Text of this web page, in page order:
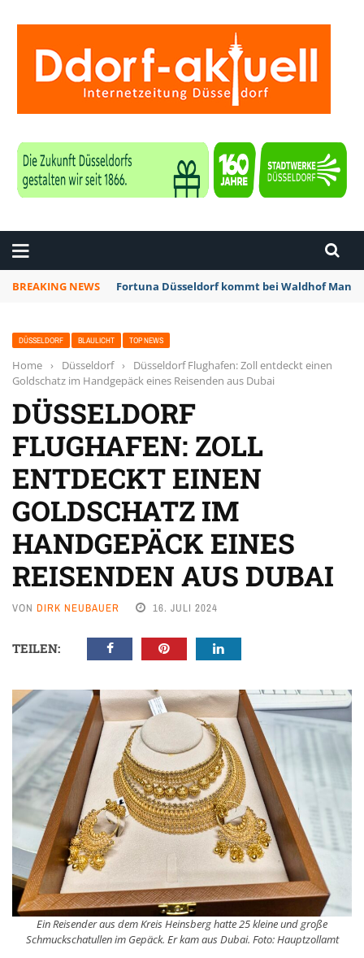
BREAKING NEWS Fortuna Düsseldorf kommt bei Waldhof
DÜSSELDORF BLAULICHT TOP NEWS
Home › Düsseldorf ›
Düsseldorf Flughafen: Zoll entdeckt einen
Goldschatz im Handgepäck eines Reisenden aus Dubai
DÜSSELDORF
FLUGHAFEN: ZOLL
ENTDECKT EINEN
GOLDSCHATZ IM
HANDGEPÄCK EINES
REISENDEN AUS DUBAI
VON DIRK NEUBAUER 16. JULI 2024
TEILEN:
Ein Reisender aus dem Kreis Heinsberg hatte 25 kleine und große
Schmuckschatullen im Gepäck. Er kam aus Dubai. Foto: Hauptzollamt